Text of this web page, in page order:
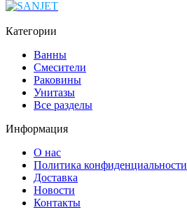
Категории
Ванны
Смесители
Раковины
Унитазы
Все разделы
Информация
О нас
Политика конфиденциальности
Доставка
Новости
Контакты